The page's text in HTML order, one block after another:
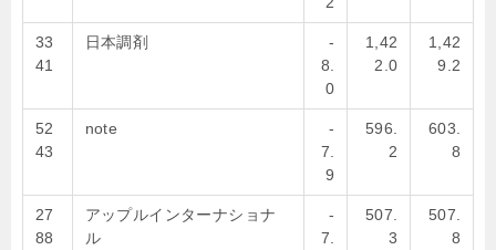
33
41
日本調剤
-
8.
0
1,42
2.0
1,42
9.2
52
43
note
-
7.
9
596.
2
603.
8
27
88
アップルインターナショナ
ル
-
7.
507.
3
507.
8